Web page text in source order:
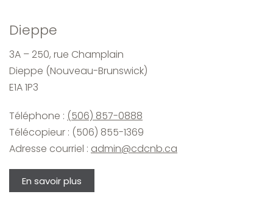
Dieppe
3A – 250, rue Champlain
Dieppe (Nouveau-Brunswick)
E1A 1P3
Téléphone : (506) 857-0888
Télécopieur : (506) 855-1369
Adresse courriel : admin@cdcnb.ca
En savoir plus